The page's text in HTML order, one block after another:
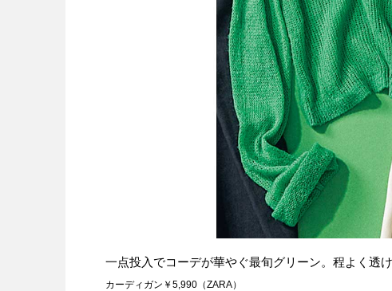
一点投入でコーデが華やぐ最旬グリーン。程よく透
カーディガン￥5,990（ZARA）